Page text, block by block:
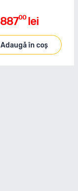
88700 lei
Adaugă în coș